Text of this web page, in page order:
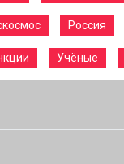
Россия
Учёные